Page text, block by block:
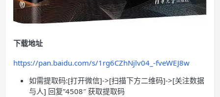
下载地址
https://pan.baidu.com/s/1rg6CZhNjlv04_-fveWEJ8w
如需提取码:[打开微信]->[扫描下方二维码]->[关注数据
与人] 回复”4508″ 获取提取码